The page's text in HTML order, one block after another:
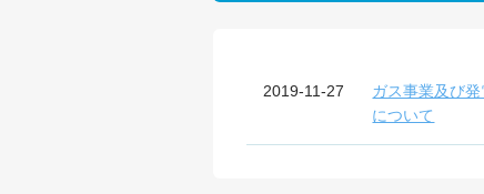
2019-11-27
ガス事業及び
について